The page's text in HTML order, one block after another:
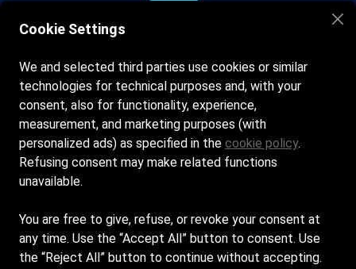
Siamo aperti tutti i giorni dal 1 Giugno dalle 7:30 alle 20:00
Sulla Cresta dell'Onda, Via Palestro, 62017 Porto Recanati
MC
sullacrestadellondasnc@gmail.com
+39 347 4887701
SULLA CRESTA DELL'ONDA S.A.S. DI RIPANTI
MARCO & C. - Sede Legale: VIA BAGACCIANO 33 -
60021 - CAMERANO (AN) - Iscritta al registro delle
Cookie Settings
We and selected third parties use cookies or similar
technologies for technical purposes and, with your
consent, also for functionality, experience,
measurement, and marketing purposes (with
personalized ads) as specified in the cookie policy.
Refusing consent may make related functions
unavailable.
You are free to give, refuse, or revoke your consent at
any time. Use the “Accept All” button to consent. Use
the “Reject All” button to continue without accepting.